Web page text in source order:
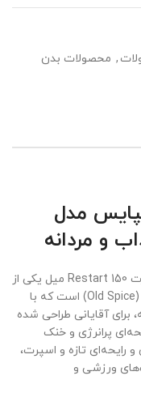
, محصولات بدن
مدل
اسپری ضد تعریق اولد اسپایس مدل ریستارت Restart 150 میل یکی از
محصولات برجسته برند معتبر اولد اسپایس (Old Spice) است که با
و محافظت 48 ساعته، برای آقایانی طراحی شده
پرانرژی و خنک
رایحه‌ای تازه و اسپرت،
ورزشی و